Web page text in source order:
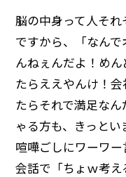
脳の中身って人そ
ですから、「なん
んねぇんだよ！め
たらええやんけ！
たらそれで満足な
ゃる方も、きっとい
喧嘩ごしにワーワ
会話で「ちょｗ考え